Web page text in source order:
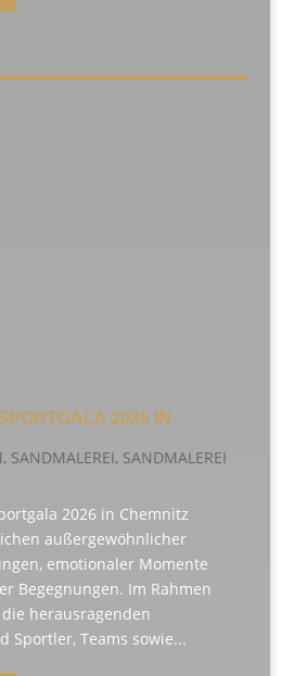
2026 IN
, SANDMALEREI, SANDMALEREI
2026 in Chemnitz
außergewöhnlicher
emotionaler Momente
Begegnungen. Im Rahmen
herausragenden
Sportler, Teams sowie...